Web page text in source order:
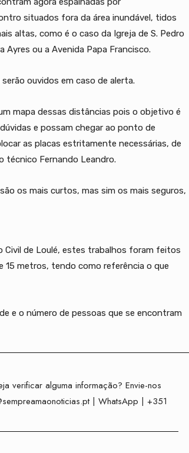
situados fora da área inundável, tidos
altas, como é o caso da Igreja de S. Pedro
Ayres ou a Avenida Papa Francisco.
ouvidos em caso de alerta.
mapa dessas distâncias pois o objetivo é
e possam chegar ao ponto de
as placas estritamente necessárias, de
técnico Fernando Leandro.
os mais curtos, mas sim os mais seguros,
Civil de Loulé, estes trabalhos foram feitos
15 metros, tendo como referência o que
e o número de pessoas que se encontram
verificar alguma informação? Envie-nos
| WhatsApp | +351